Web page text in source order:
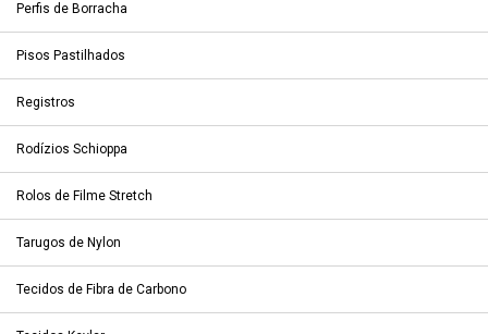
Perfis de Borracha
Pisos Pastilhados
Registros
Rodízios Schioppa
Rolos de Filme Stretch
Tarugos de Nylon
Tecidos de Fibra de Carbono